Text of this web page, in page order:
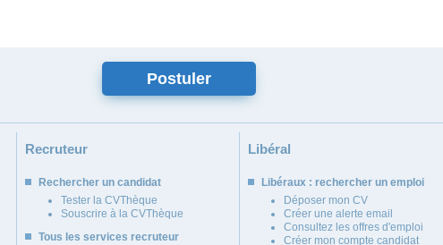
Recruteur
Rechercher un candidat
Tester la CVThèque
Souscrire à la CVThèque
Tous les services recruteur
Libéral
Libéraux : rechercher un emploi
Déposer mon CV
Créer une alerte email
Consultez les offres d'emploi
Créer mon compte candidat